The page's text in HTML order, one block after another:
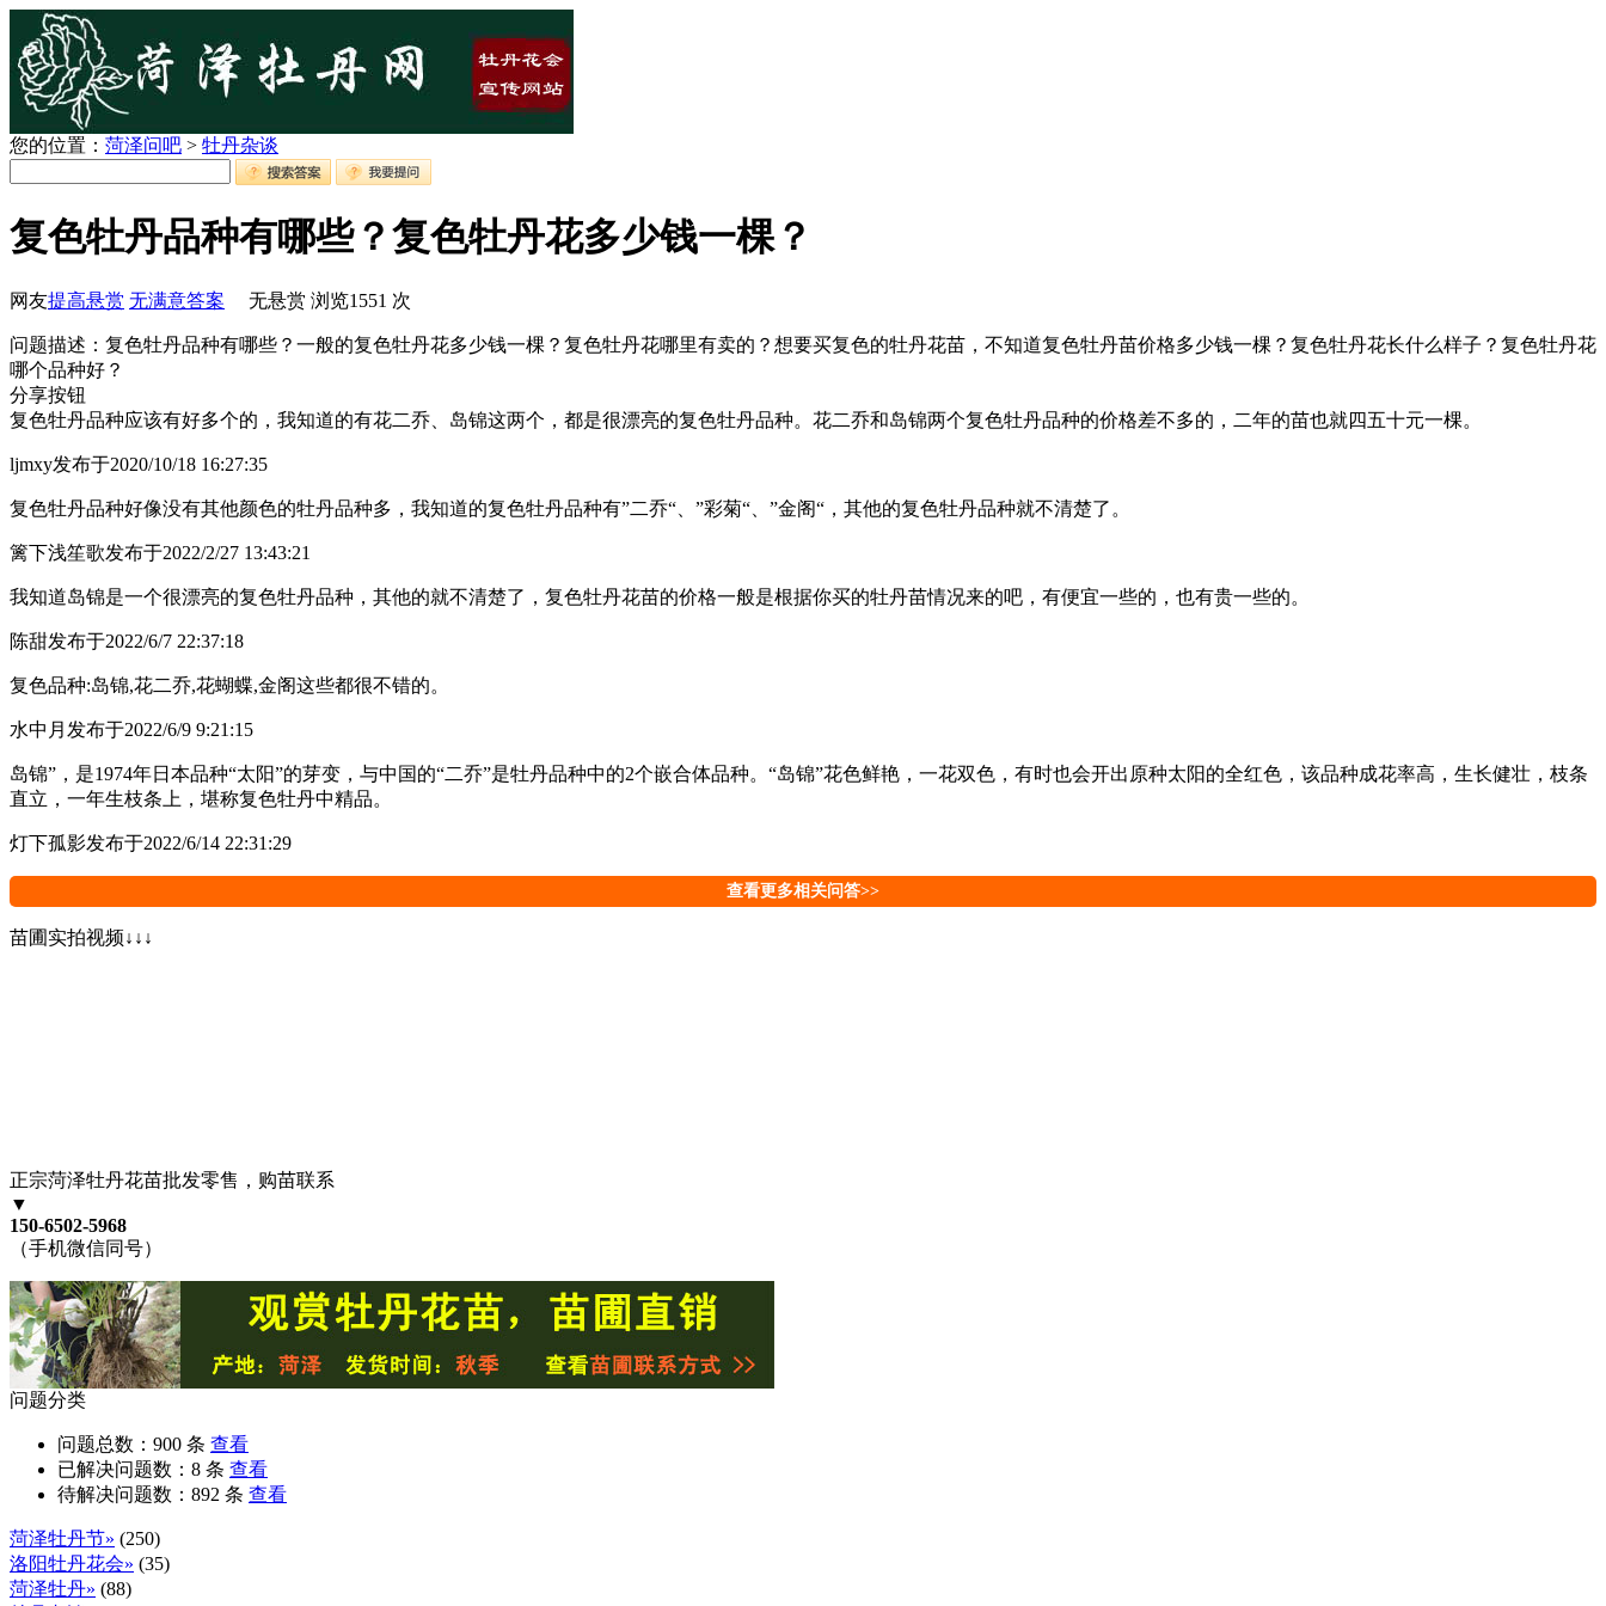
您的位置： 菏泽问吧 > 牡丹杂谈
复色牡丹品种有哪些？复色牡丹花多少钱一棵？
网友提高悬赏 无满意答案 无悬赏 浏览1551 次
问题描述：复色牡丹品种有哪些？一般的复色牡丹花多少钱一棵？复色牡丹花哪里有卖的？想要买复色的牡丹花苗，不知道复色牡丹苗价格多少钱一棵？复色牡丹花长什么样子？复色牡丹花
哪个品种好？
分享按钮
复色牡丹品种应该有好多个的，我知道的有花二乔、岛锦这两个，都是很漂亮的复色牡丹品种。花二乔和岛锦两个复色牡丹品种的价格差不多的，二年的苗也就四五十元一棵。
ljmxy发布于2020/10/18 16:27:35
复色牡丹品种好像没有其他颜色的牡丹品种多，我知道的复色牡丹品种有”二乔“、”彩菊“、”金阁“，其他的复色牡丹品种就不清楚了。
篱下浅笙歌发布于2022/2/27 13:43:21
我知道岛锦是一个很漂亮的复色牡丹品种，其他的就不清楚了，复色牡丹花苗的价格一般是根据你买的牡丹苗情况来的吧，有便宜一些的，也有贵一些的。
陈甜发布于2022/6/7 22:37:18
复色品种:岛锦,花二乔,花蝴蝶,金阁这些都很不错的。
水中月 发布于2022/6/9 9:21:15
岛锦”，是1974年日本品种“太阳”的芽变，与中国的“二乔”是牡丹品种中的2个嵌合体品种。“岛锦”花色鲜艳，一花双色，有时也会开出原种太阳的全红色，该品种成花率高，生长健壮，枝条
直立，一年生枝条上，堪称复色牡丹中精品。
灯下孤影发布于2022/6/14 22:31:29
查看更多相关问答>>
苗圃实拍视频↓↓↓
正宗菏泽牡丹花苗批发零售，购苗联系
▼
150-6502-5968
（手机微信同号）
问题分类
问题总数： 900 条 查看
已解决问题数： 8 条 查看
待解决问题数： 892 条 查看
菏泽牡丹节» (250)
洛阳牡丹花会» (35)
菏泽牡丹» (88)